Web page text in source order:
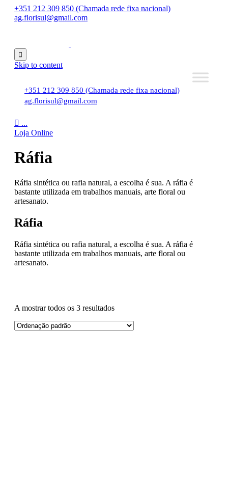
+351 212 309 850 (Chamada rede fixa nacional)
ag.florisul@gmail.com

Skip to content
+351 212 309 850 (Chamada rede fixa nacional)
ag.florisul@gmail.com
 ...
Loja Online
Ráfia
Ráfia sintética ou rafia natural, a escolha é sua. A ráfia é
bastante utilizada em trabalhos manuais, arte floral ou
artesanato.
Ráfia
Ráfia sintética ou rafia natural, a escolha é sua. A ráfia é
bastante utilizada em trabalhos manuais, arte floral ou
artesanato.
A mostrar todos os 3 resultados